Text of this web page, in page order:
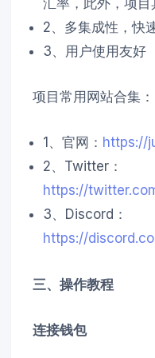
汇率，此外，项
2、多集成性，快
3、用户使用友好
项目常用网站合集：
1、官网： https://
2、Twitter：
https://
3、Discord：
https://
三、操作教程
连接钱包